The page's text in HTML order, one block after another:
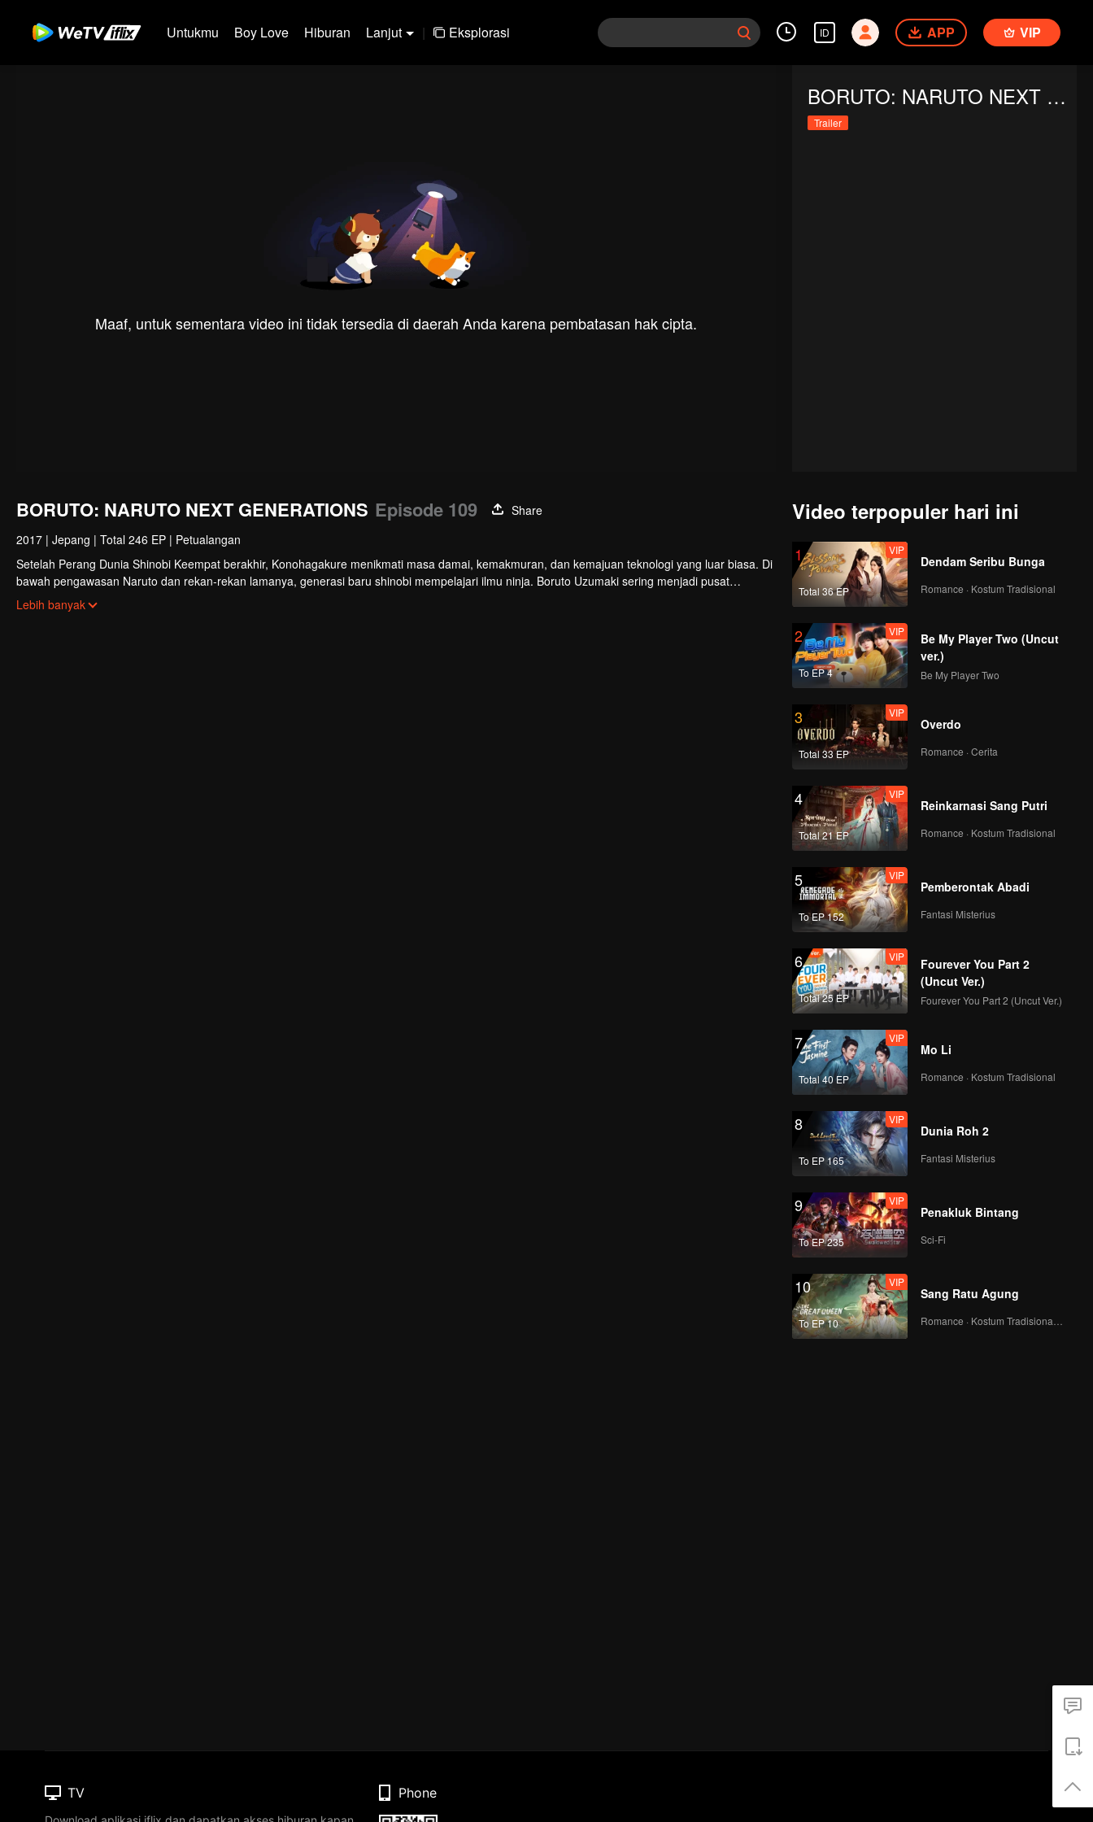
Untukmu Boy Love Hiburan Lanjut | Eksplorasi ID APP VIP
Maaf, untuk sementara video ini tidak tersedia di daerah Anda karena pembatasan hak cipta.
BORUTO: NARUTO NEXT GENERATIONS
Trailer
BORUTO: NARUTO NEXT GENERATIONS Episode 109
Share
2017 | Jepang | Total 246 EP | Petualangan
Setelah Perang Dunia Shinobi Keempat berakhir, Konohagakure menikmati masa damai, kemakmuran, dan kemajuan teknologi yang luar biasa. Di
bawah pengawasan Naruto dan rekan-rekan lamanya, generasi baru shinobi mempelajari ilmu ninja. Boruto Uzumaki sering menjadi pusat
perhatian sebagai putera Hokage Ketujuh. Walaupun telah mewarisi sikap Naruto yang sombong dan keras kepala, Boruto dianggap hebat dan
mampu memanfaatkan potensinya dengan bantuan rekan dan keluarga. Sayangnya, itu hanya membuatnya kian sombong. Hubungannya dengan
Lebih banyak
Video terpopuler hari ini
1
Total 36 EP
VIP
Dendam Seribu Bunga
Romance · Kostum Tradisional
2
To EP 4
VIP
Be My Player Two (Uncut
ver.)
Be My Player Two
3
Total 33 EP
VIP
Overdo
Romance · Cerita
4
Total 21 EP
VIP
Reinkarnasi Sang Putri
Romance · Kostum Tradisional
5
To EP 152
VIP
Pemberontak Abadi
Fantasi Misterius
6
Total 25 EP
VIP
Fourever You Part 2
(Uncut Ver.)
Fourever You Part 2 (Uncut Ver.)
7
Total 40 EP
VIP
Mo Li
Romance · Kostum Tradisional
8
To EP 165
VIP
Dunia Roh 2
Fantasi Misterius
9
To EP 235
VIP
Penakluk Bintang
Sci-Fi
10
To EP 10
VIP
Sang Ratu Agung
TV Phone